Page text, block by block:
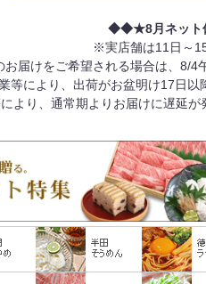
◆◆★8月ネット
※実店舗は11日～
届けをご希望される場合は、8/
等により、出荷がお盆明け17日
より、通常期よりお届けに遅延